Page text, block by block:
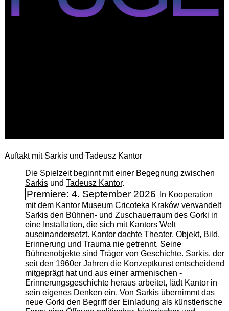
Auftakt mit Sarkis und Tadeusz Kantor
Die Spielzeit beginnt mit einer Begegnung zwischen
Sarkisund Tadeusz Kantor.
Premiere: 4. September 2026
In Kooperation
mit dem Kantor Museum Cricoteka Kraków verwandelt
Sarkis den Bühnen- und Zuschauerraum des Gorki in
eine Installation, die sich mit Kantors Welt
auseinandersetzt. Kantor dachte Theater, Objekt, Bild,
Erinnerung und Trauma nie getrennt. Seine
Bühnenobjekte sind Träger von Geschichte. Sarkis, der
seit den 1960er Jahren die Konzeptkunst entscheidend
mitgeprägt hat und aus einer armenischen ­
Erinnerungsgeschichte heraus arbeitet, lädt Kantor in
sein eigenes Denken ein. Von Sarkis übernimmt das
neue Gorki den Begriff der Einladung als künstlerische